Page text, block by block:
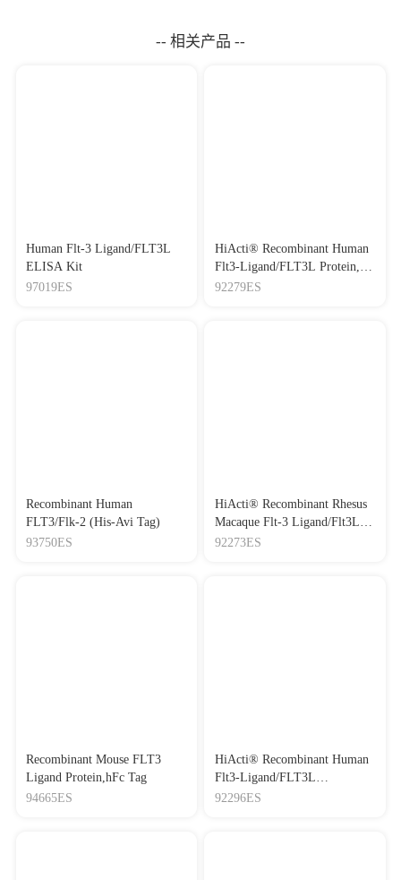
-- 相关产品 --
Human Flt-3 Ligand/FLT3L
ELISA Kit
97019ES
HiActi® Recombinant Human
Flt3-Ligand/FLT3L Protein,
His Tag 重组人Flt3配体
92279ES
Recombinant Human
FLT3/Flk-2 (His-Avi Tag)
93750ES
HiActi® Recombinant Rhesus
Macaque Flt-3 Ligand/Flt3L
Protein 重组恒河猴Flt3配体
92273ES
Recombinant Mouse FLT3
Ligand Protein,hFc Tag
94665ES
HiActi® Recombinant Human
Flt3-Ligand/FLT3L
Protein（HEK293)重组人Fms
92296ES